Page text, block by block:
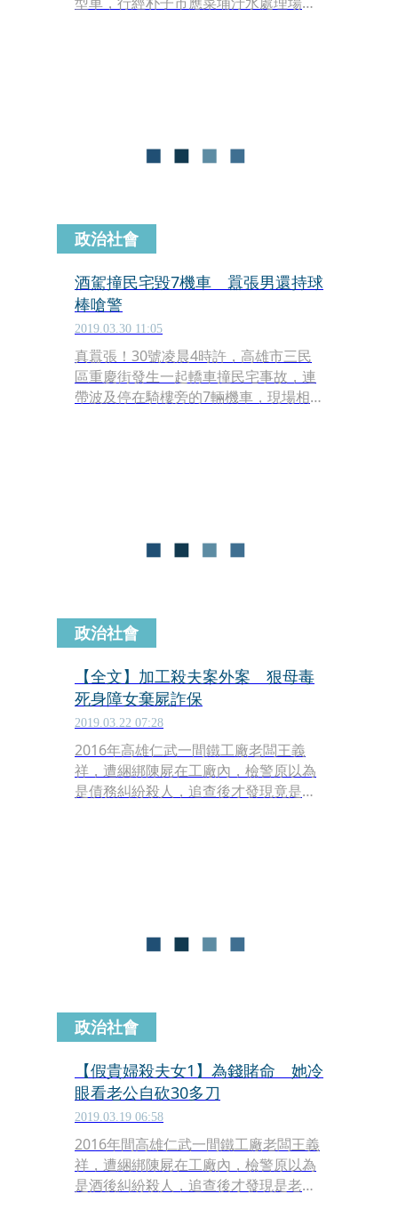
政治社會
酒駕撞民宅毀7機車 囂張男還持球
棒嗆警
2019.03.30 11:05
真囂張！30號凌晨4時許，高雄市三民
區重慶街發生一起轎車撞民宅事故，連
帶波及停在騎樓旁的7輛機車，現場相
政治社會
【全文】加工殺夫案外案 狠母毒
死身障女棄屍詐保
2019.03.22 07:28
2016年高雄仁武一間鐵工廠老闆王義
祥，遭綑綁陳屍在工廠內，檢警原以為
是債務糾紛殺人，追查後才發現竟是老
政治社會
【假貴婦殺夫女1】為錢賭命 她冷
眼看老公自砍30多刀
2019.03.19 06:58
2016年間高雄仁武一間鐵工廠老闆王義
祥，遭綑綁陳屍在工廠內，檢警原以為
是酒後糾紛殺人，追查後才發現是老闆